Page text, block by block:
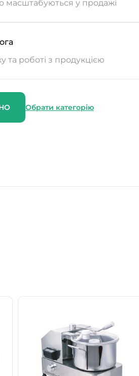
масштабуються у продажі
та роботі з продукцією
Обрати категорію